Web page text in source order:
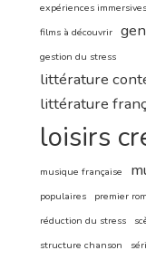
expériences immersives
films à découvrir
gestion du stress
littérature
littérature
loisirs
musique française
populaires premier
réduction du stress
structure chanson